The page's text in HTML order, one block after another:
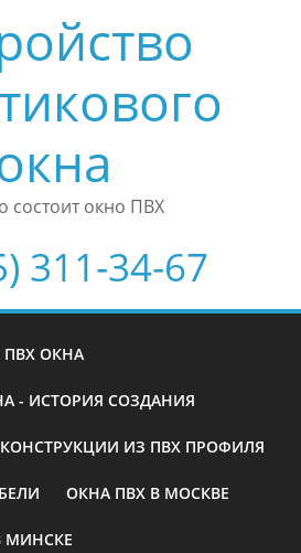
состоит окно ПВХ
311-34-67
ОКНА
- ИСТОРИЯ СОЗДАНИЯ
ИЗ ПВХ ПРОФИЛЯ
ОКНА ПВХ В МОСКВЕ
МИНСКЕ